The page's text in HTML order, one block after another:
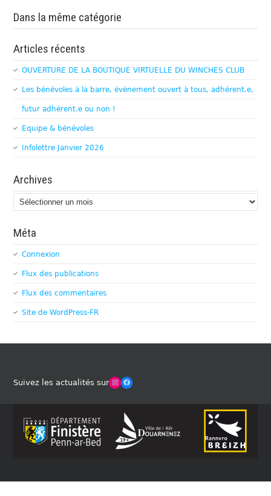
Dans la même catégorie
Articles récents
OUVERTURE DE LA BOUTIQUE VIRTUELLE DU WINCHES CLUB
Les bénévoles à la barre, évènement ouvert à tous, adhérent.e,
futur adhérent.e ou non !
Equipe & bénévoles
Infolettre Janvier 2026
Archives
Archives
Méta
Connexion
Flux des publications
Flux des commentaires
Site de WordPress-FR
Suivez les actualités surWinches Club OfficielFacebook